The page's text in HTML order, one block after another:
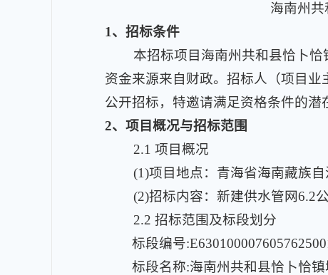
海南州
1、招标条件
本招标项目海南州共和县恰卜恰
资金来源来自财政。招标人（项目
公开招标，特邀请满足资格条件的潜
2、项目概况与招标范围
2.1 项目概况
(1)项目地点：青海省海南藏族
(2)招标内容：新建供水管网6.2
2.2 招标范围及标段划分
标段编号
标段名称:海南州共和县恰卜恰